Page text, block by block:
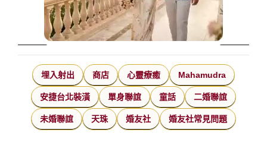
埋入射出 商店 心靈療癒 Mahamudra
安捷台北裝潢 單身聯誼 童話 二婚聯誼
未婚聯誼 天珠 婚友社 婚友社常見問題